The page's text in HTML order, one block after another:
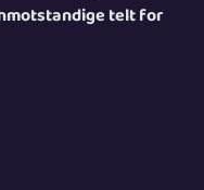
telt for